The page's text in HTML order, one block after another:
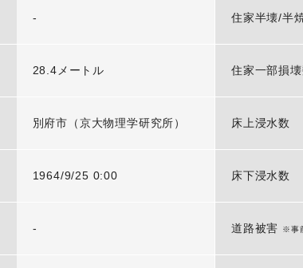
-
28.4メートル
別府市（京大物理学研究所）
1964/9/25 0:00
-
住家半壊/半
住家一部損壊
床上浸水数
床下浸水数
道路被害 ※事